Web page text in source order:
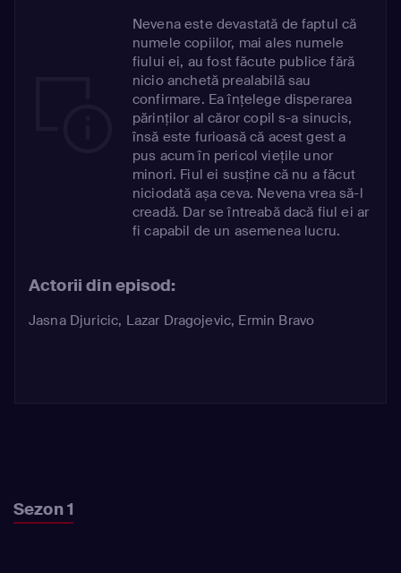
Nevena este devastată de faptul că
numele copiilor, mai ales numele
fiului ei, au fost făcute publice fără
nicio anchetă prealabilă sau
confirmare. Ea înțelege disperarea
părinților al căror copil s-a sinucis,
însă este furioasă că acest gest a
pus acum în pericol viețile unor
minori. Fiul ei susține că nu a făcut
niciodată așa ceva. Nevena vrea să-l
creadă. Dar se întreabă dacă fiul ei ar
fi capabil de un asemenea lucru.
Actorii din episod:
Jasna Djuricic, Lazar Dragojevic, Ermin Bravo
Sezon 1